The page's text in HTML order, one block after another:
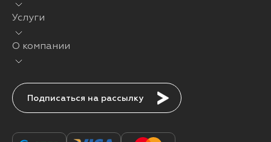
Услуги
О компании
Подписаться